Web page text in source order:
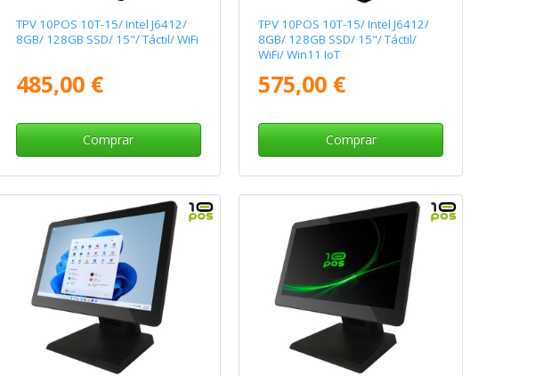
TPV 10POS 10T-15/ Intel J6412/
8GB/ 128GB SSD/ 15"/ Táctil/ WiFi
485,00 €
Comprar
TPV 10POS 10T-15/ Intel J6412/
8GB/ 128GB SSD/ 15"/ Táctil/
WiFi/ Win11 IoT
575,00 €
Comprar